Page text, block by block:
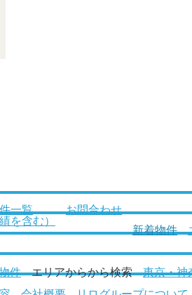
一覧
を含む）
お問合わせ
新着物件
件 エリアからから検索 東京・神